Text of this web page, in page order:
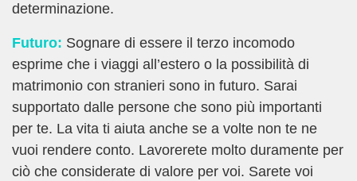
determinazione.
Futuro: Sognare di essere il terzo incomodo
esprime che i viaggi all’estero o la possibilità di
matrimonio con stranieri sono in futuro. Sarai
supportato dalle persone che sono più importanti
per te. La vita ti aiuta anche se a volte non te ne
vuoi rendere conto. Lavorerete molto duramente per
ciò che considerate di valore per voi. Sarete voi